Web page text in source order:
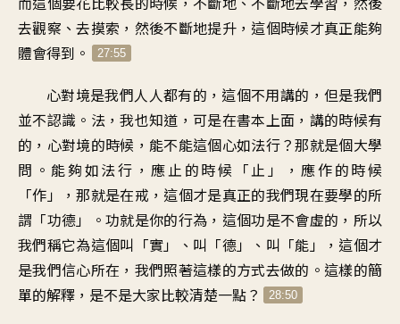
去觀察、去摸索，然後不斷地提升，這個時候才真正能夠
體會得到。
27:55
心對境是我們人人都有的，這個不用講的，但是我們
並不認識。法，我也知道，可是在書本上面，講的時候有
的，心對境的時候，能不能這個心如法行？那就是個大學
問。能夠如法行，應止的時候「止」，應作的時候
「作」，那就是在戒，這個才是真正的我們現在要學的所
謂「功德」。功就是你的行為，這個功是不會虛的，所以
我們稱它為這個叫「實」、叫「德」、叫「能」，這個才
是我們信心所在，我們照著這樣的方式去做的。這樣的簡
單的解釋，是不是大家比較清楚一點？
28:50